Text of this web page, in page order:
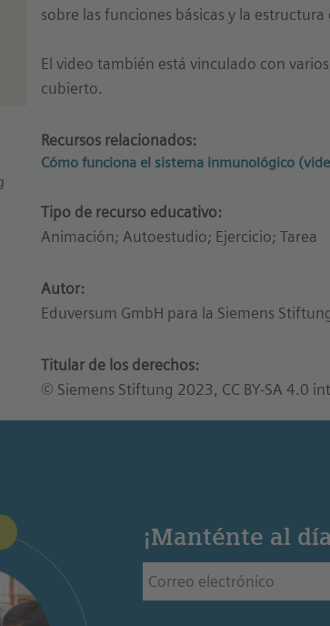
sobre las funciones básicas y la
El video también está vinculado con
cubierto.
Recursos relacionados:
Cómo funciona el sistema inmunológico
Tipo de recurso educativo:
Animación; Autoestudio; Ejercicio; Tarea
Autor:
Eduversum GmbH para la Siemens
Titular de los derechos:
© Siemens Stiftung 2023, CC BY-SA 4.0
¡Manténte al